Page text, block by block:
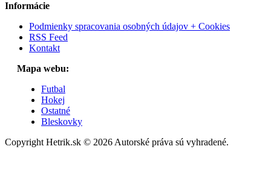
Informácie
Podmienky spracovania osobných údajov + Cookies
RSS Feed
Kontakt
Mapa webu:
Futbal
Hokej
Ostatné
Bleskovky
Copyright Hetrik.sk © 2026 Autorské práva sú vyhradené.